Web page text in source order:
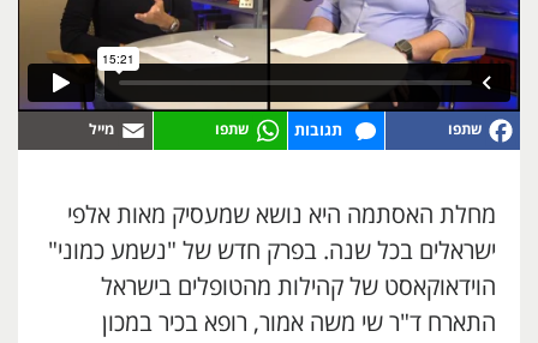
תגובות
מחלת האסתמה היא נושא שמעסיק מאות אלפי
ישראלים בכל שנה. בפרק חדש של "נשמע כמוני"
הוידאוקאסט של קהילות מהטופלים בישראל
התארח ד"ר שי משה אמור, רופא בכיר במכון